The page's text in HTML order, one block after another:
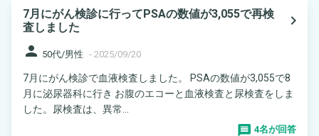
7月にがん検診に行ってPSAの数値が3,055で再検
査しました
navigate_next
person 50代/男性 - 2025/09/20
7月にがん検診で血液検査しました。 PSAの数値が3,055で8
月に泌尿器科に行き お腹のエコーと血液検査と尿検査をしま
した。尿検査は、異常...
4名が回答